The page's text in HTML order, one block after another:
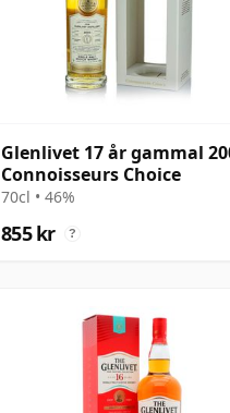
Glenlivet 17 år gammal
Connoisseurs Choice
70cl • 46%
855 kr ?